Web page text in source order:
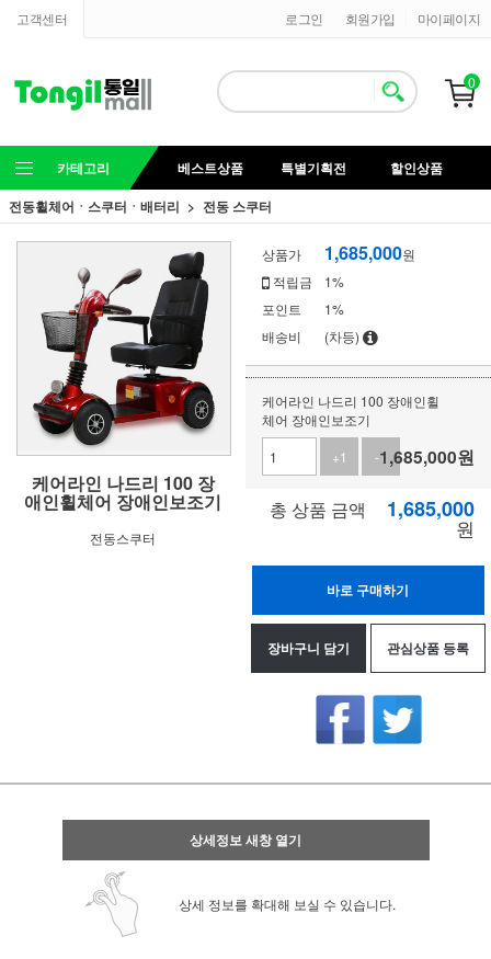
고객센터 마이페이지
회원가입
로그인
0
카테고리 베스트상품 특별기획전
할인상품
전동휠체어ㆍ스쿠터ㆍ배터리
전동 스쿠터
케어라인 나드리 100 장
애인휠체어 장애인보조기
전동스쿠터
상품가 1,685,000원
적립금
1%
포인트
1%
배송비
(차등)
케어라인 나드리 100 장애인휠
체어 장애인보조기
+1
-11,685,000원
총 상품 금액 1,685,000
원
바로 구매하기
장바구니 담기 관심상품 등록
상세정보 새창 열기
상세 정보를 확대해 보실 수 있습니다.